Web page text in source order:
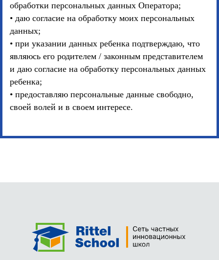
обработки персональных данных Оператора;
• даю согласие на обработку моих персональных
данных;
• при указании данных ребенка подтверждаю, что
являюсь его родителем / законным представителем
и даю согласие на обработку персональных данных
ребенка;
• предоставляю персональные данные свободно,
своей волей и в своем интересе.